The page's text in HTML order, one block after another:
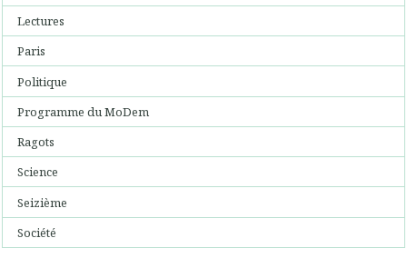
Lectures
Paris
Politique
Programme du MoDem
Ragots
Science
Seizième
Société